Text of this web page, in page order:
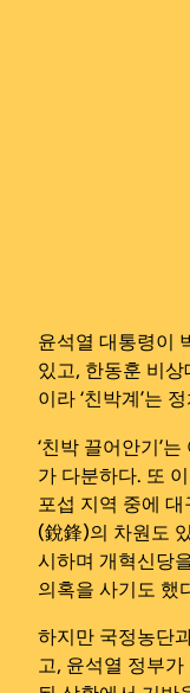
윤석열 대통령이
있고, 한동훈 비
이라 ‘친박계’는
‘친박 끌어안기’
가 다분하다. 또
포섭 지역 중에
(銳鋒)의 차원도
시하며 개혁신당
의혹을 사기도 했
하지만 국정농단
고, 윤석열 정부